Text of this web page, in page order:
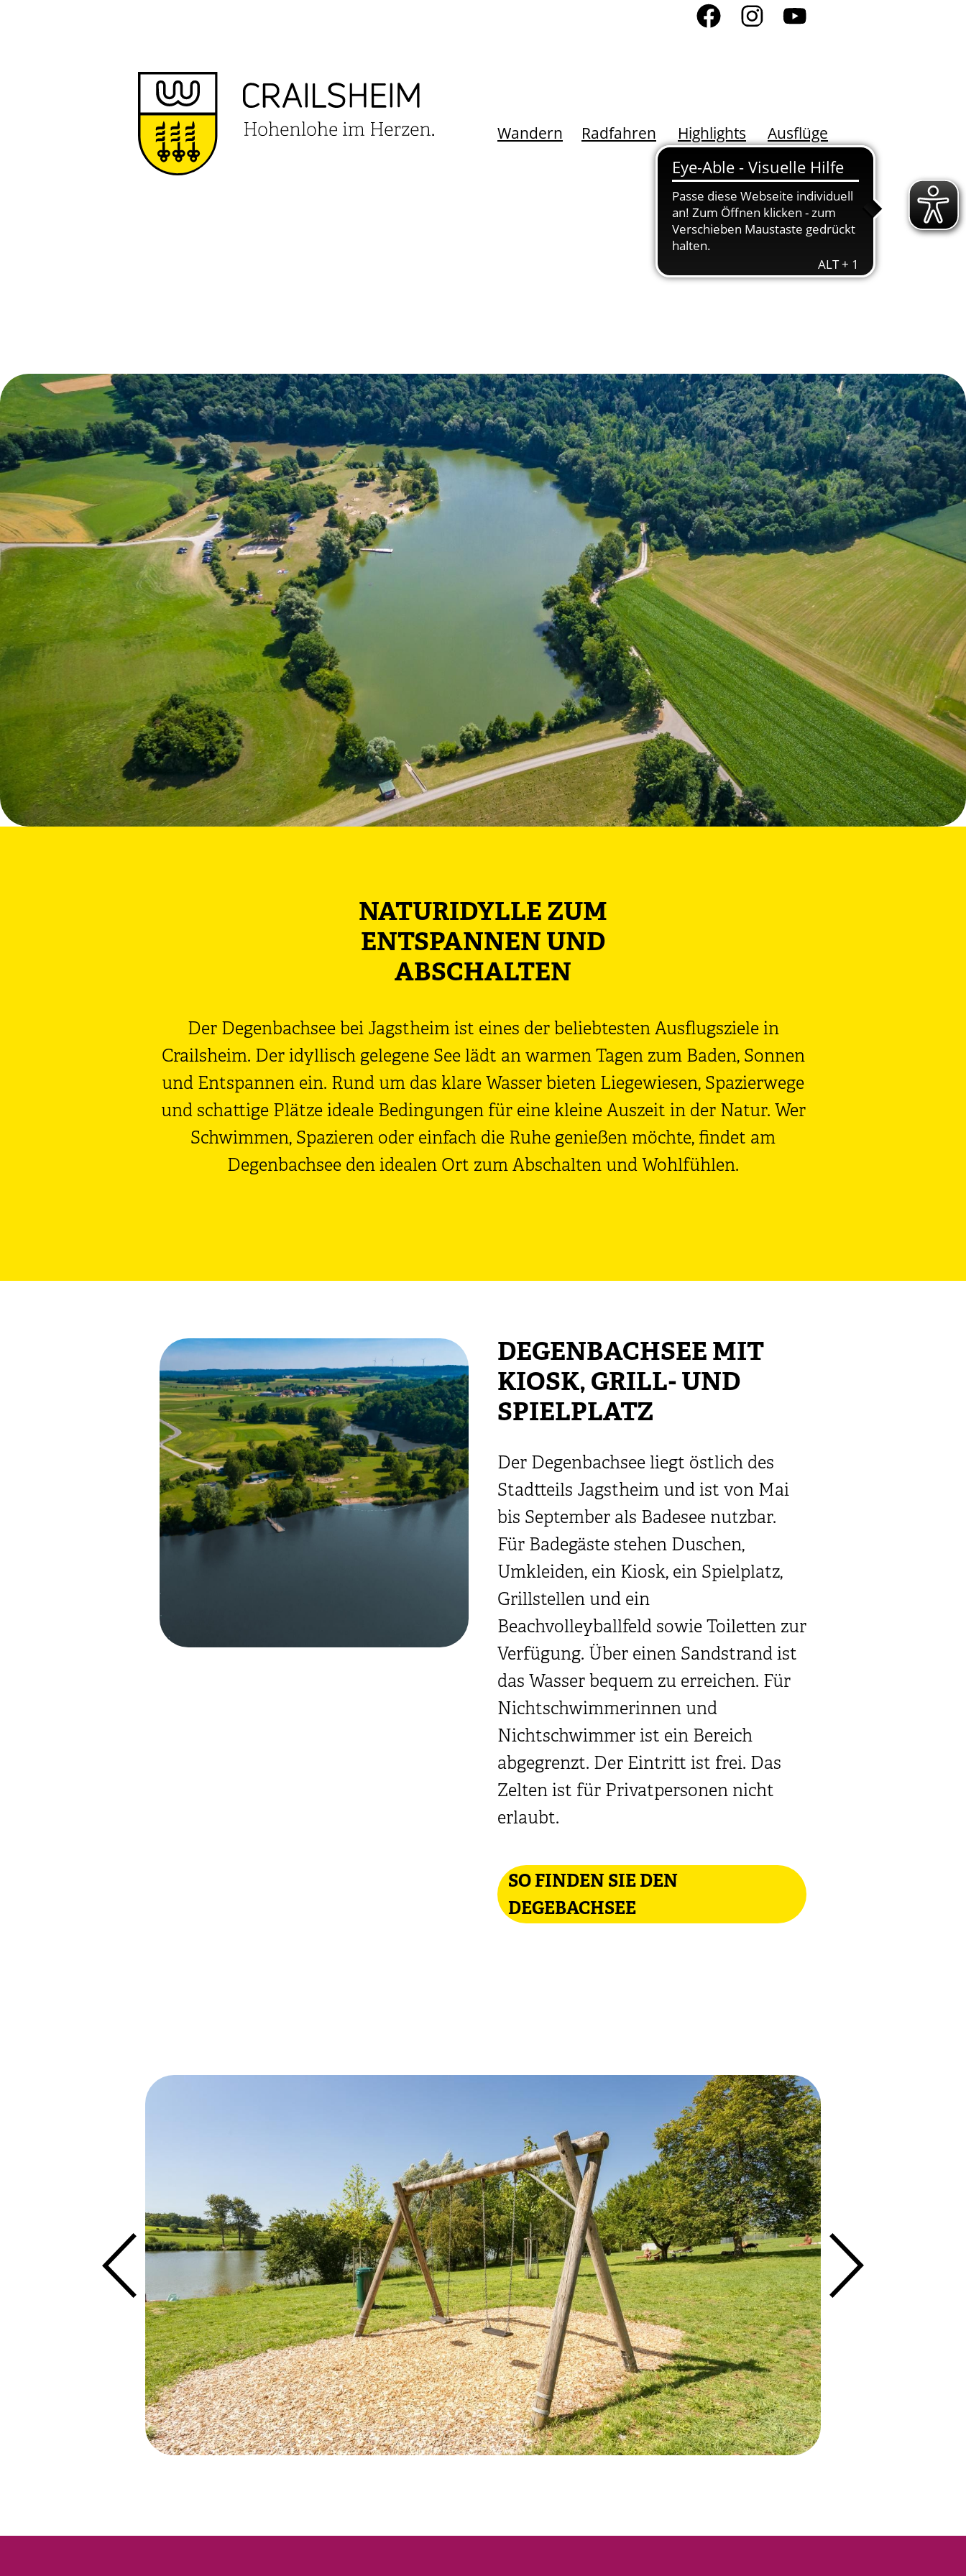
Wandern Radfahren Highlights Ausflüge
NATURIDYLLE ZUM
ENTSPANNEN UND
ABSCHALTEN
Der Degenbachsee bei Jagstheim ist eines der beliebtesten Ausflugsziele in
Crailsheim. Der idyllisch gelegene See lädt an warmen Tagen zum Baden, Sonnen
und Entspannen ein. Rund um das klare Wasser bieten Liegewiesen, Spazierwege
und schattige Plätze ideale Bedingungen für eine kleine Auszeit in der Natur. Wer
Schwimmen, Spazieren oder einfach die Ruhe genießen möchte, findet am
Degenbachsee den idealen Ort zum Abschalten und Wohlfühlen.
DEGENBACHSEE MIT
KIOSK, GRILL- UND
SPIELPLATZ
Der Degenbachsee liegt östlich des
Stadtteils Jagstheim und ist von Mai
bis September als Badesee nutzbar.
Für Badegäste stehen Duschen,
Umkleiden, ein Kiosk, ein Spielplatz,
Grillstellen und ein
Beachvolleyballfeld sowie Toiletten zur
Verfügung. Über einen Sandstrand ist
das Wasser bequem zu erreichen. Für
Nichtschwimmerinnen und
Nichtschwimmer ist ein Bereich
abgegrenzt. Der Eintritt ist frei. Das
Zelten ist für Privatpersonen nicht
erlaubt.
SO FINDEN SIE DEN
DEGEBACHSEE